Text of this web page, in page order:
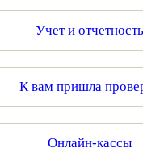
Учет и отчетность
К вам пришла
Онлайн-кассы